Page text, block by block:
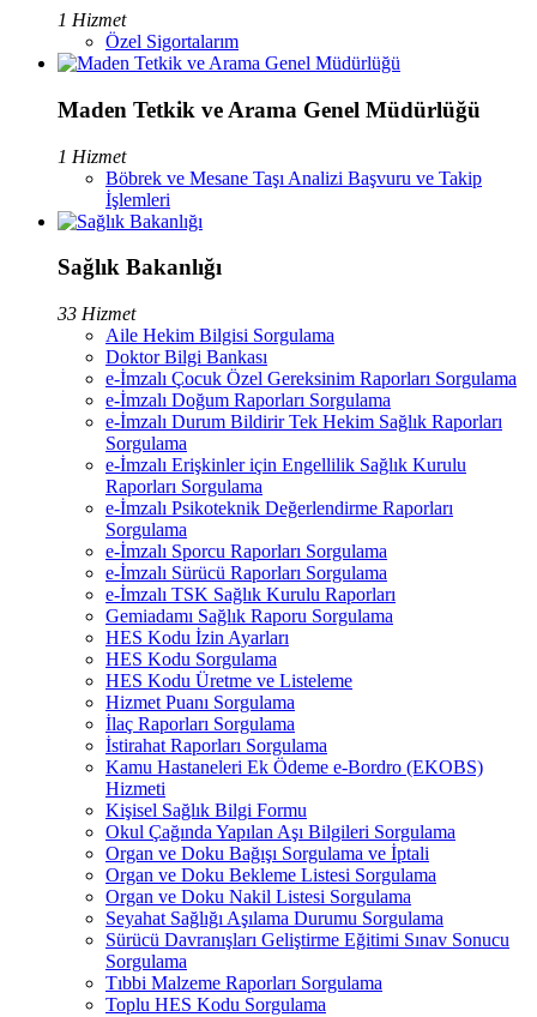
1 Hizmet
Özel Sigortalarım
Maden Tetkik ve Arama Genel Müdürlüğü
1 Hizmet
Böbrek ve Mesane Taşı Analizi Başvuru ve Takip
İşlemleri
Sağlık Bakanlığı
33 Hizmet
Aile Hekim Bilgisi Sorgulama
Doktor Bilgi Bankası
e-İmzalı Çocuk Özel Gereksinim Raporları Sorgulama
e-İmzalı Doğum Raporları Sorgulama
e-İmzalı Durum Bildirir Tek Hekim Sağlık Raporları
Sorgulama
e-İmzalı Erişkinler için Engellilik Sağlık Kurulu
Raporları Sorgulama
e-İmzalı Psikoteknik Değerlendirme Raporları
Sorgulama
e-İmzalı Sporcu Raporları Sorgulama
e-İmzalı Sürücü Raporları Sorgulama
e-İmzalı TSK Sağlık Kurulu Raporları
Gemiadamı Sağlık Raporu Sorgulama
HES Kodu İzin Ayarları
HES Kodu Sorgulama
HES Kodu Üretme ve Listeleme
Hizmet Puanı Sorgulama
İlaç Raporları Sorgulama
İstirahat Raporları Sorgulama
Kamu Hastaneleri Ek Ödeme e-Bordro (EKOBS)
Hizmeti
Kişisel Sağlık Bilgi Formu
Okul Çağında Yapılan Aşı Bilgileri Sorgulama
Organ ve Doku Bağışı Sorgulama ve İptali
Organ ve Doku Bekleme Listesi Sorgulama
Organ ve Doku Nakil Listesi Sorgulama
Seyahat Sağlığı Aşılama Durumu Sorgulama
Sürücü Davranışları Geliştirme Eğitimi Sınav Sonucu
Sorgulama
Tıbbi Malzeme Raporları Sorgulama
Toplu HES Kodu Sorgulama